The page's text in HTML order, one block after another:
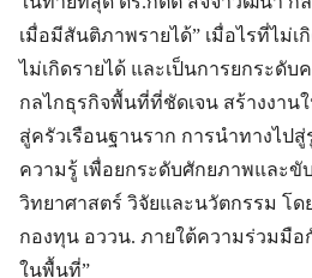
เมื่อมีสันติภาพรายได้” เมื่อไรที่ไม่เ
ไม่เกิดรายได้ และเป็นการยกระดับ
กลไกธุรกิจพื้นที่ที่ชัดเจน สร้างงาน
สู่ครัวเรือนฐานราก การนำทางไป
ความรู้ เพื่อยกระดับศักยภาพและขั
วิทยาศาสตร์ วิจัยและนวัตกรรม โ
กองทุน อววน. ภายใต้ความร่วมมื
ในพื้นที่”